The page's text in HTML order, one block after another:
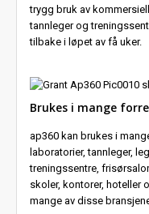
trygg bruk av
tannleger og
tilbake i løpet av få uker.
Brukes i mange
ap360 kan brukes i
laboratorier, tannleger,
treningssentre,
skoler, kontorer, hoteller
mange av disse